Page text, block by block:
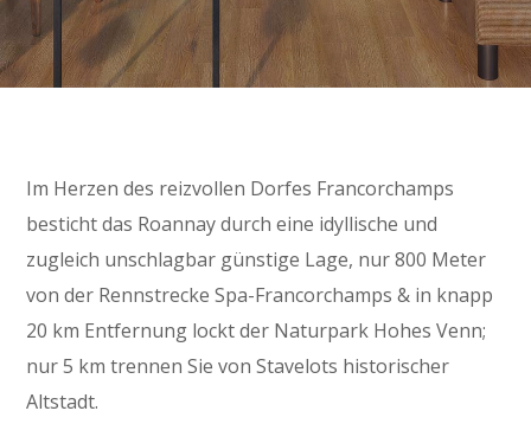
Im Herzen des reizvollen Dorfes Francorchamps
besticht das Roannay durch eine idyllische und
zugleich unschlagbar günstige Lage, nur 800 Meter
von der Rennstrecke Spa-Francorchamps & in knapp
20 km Entfernung lockt der Naturpark Hohes Venn;
nur 5 km trennen Sie von Stavelots historischer
Altstadt.